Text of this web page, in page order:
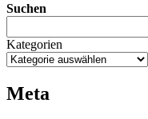
Suchen
Kategorien
Meta